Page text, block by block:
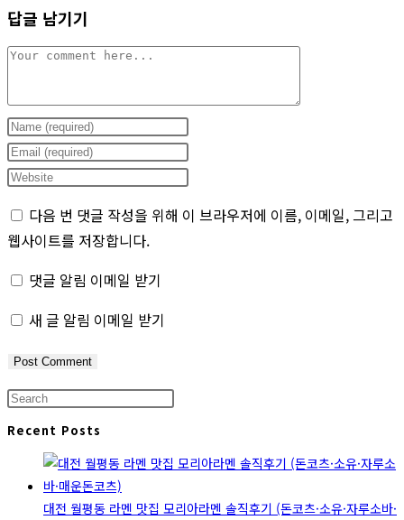
답글 남기기
Comment
Enter
your
name
username
to
comment
Enter
your
address
to
comment
Enter
website
URL
(optional)
다음 번 댓글 작성을 위해 이 브라우저에 이름, 이메일, 그리고
웹사이트를 저장합니다.
댓글 알림 이메일 받기
새 글 알림 이메일 받기
Press
close
search
Recent Posts
대전 월평동 라멘 맛집 모리아라멘 솔직후기 (돈코츠·소유·자루소바·